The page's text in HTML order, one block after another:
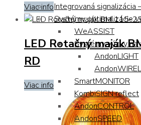
Integrovaná signalizácia
Systémy optimalizácie
WeASSIST
Systémy výzvy na
AndonLIGHT
SmartMONITOR
KombiSIGN reflect
AndonCONTROL
AndonSPEED
Viac info
LED Rotačný maják
RD
Viac info